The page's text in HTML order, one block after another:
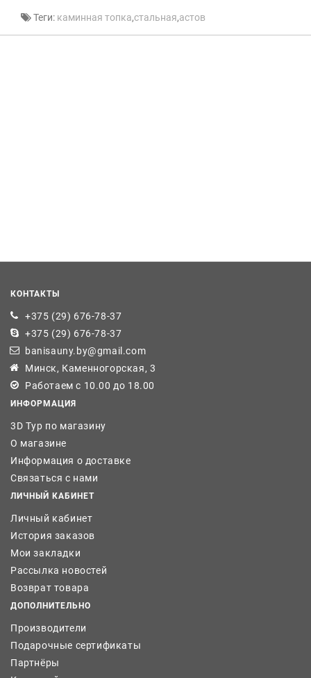
Теги: каминная топка,стальная,астов
КОНТАКТЫ
+375 (29) 676-78-37
+375 (29) 676-78-37
banisauny.by@gmail.com
Минск, Каменногорская, 3
Работаем с 10.00 до 18.00
ИНФОРМАЦИЯ
3D Тур по магазину
О магазине
Информация о доставке
Связаться с нами
ЛИЧНЫЙ КАБИНЕТ
Личный кабинет
История заказов
Мои закладки
Рассылка новостей
Возврат товара
ДОПОЛНИТЕЛЬНО
Производители
Подарочные сертификаты
Партнёры